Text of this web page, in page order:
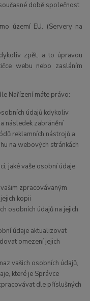
době společnost
území EU. (Servery na
zpět, a to úpravou
webu nebo zasláním
Nařízení máte právo:
údajů kdykoliv
následek zabránění
reklamních nástrojů a
na webových stránkách
jaké vaše osobní údaje
zpracovávaným
kopii
osobních údajů na jejich
údaje aktualizovat
omezení jejich
vašich osobních údajů,
které je Správce
dle příslušných